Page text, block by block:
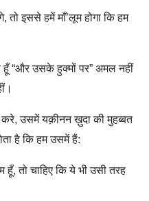
इससे हमें माँ’लूम होगा कि हम
“और उसके हुक्मों पर” अमल नहीं
उसमें यक़ीनन ख़ुदा की मुहब्बत
है कि हम उसमें हैं:
तो चाहिए कि ये भी उसी तरह